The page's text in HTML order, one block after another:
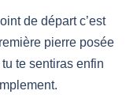
de départ c’est
pierre posée
te sentiras enfin